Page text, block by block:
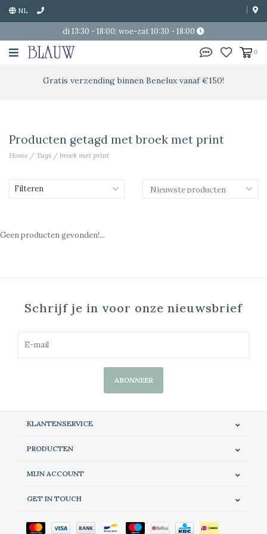
NL
di 13:30 - 18:00; woe-zat 10:30 - 18:00
0
Gratis verzending binnen Benelux vanaf €150!
Producten getagd met broek met print
Home / Tags / broek met print
Filteren
Geen producten gevonden!...
Schrijf je in voor onze nieuwsbrief
ABONNEER
KLANTENSERVICE
PRODUCTEN
MIJN ACCOUNT
GET IN TOUCH